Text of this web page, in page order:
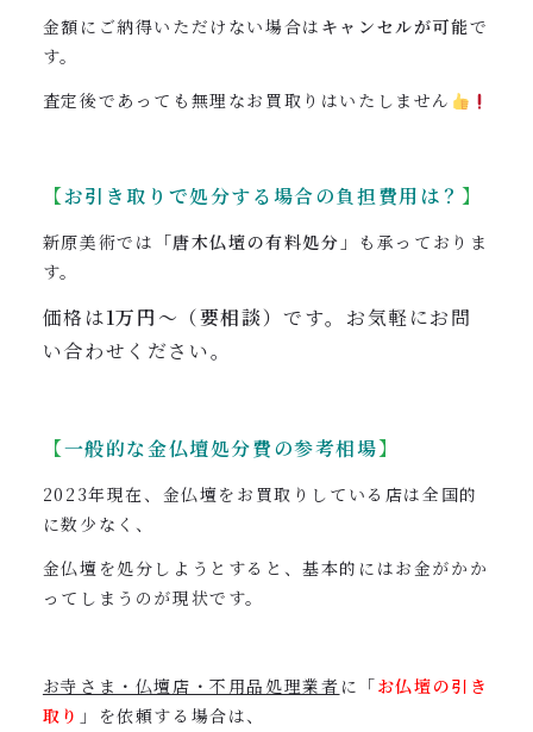
金額にご納得いただけない場合は キャンセルが可能で
す。
査定後であっても無理なお買取りはいたしません
【お引き取りで処分する場合の負担費用は？ 】
新原美術では 「唐木仏壇の有料処分」
も承っておりま
す。
価格は1万円〜（要相談）です。 お気軽にお問
い合わせください。
【一般的な金仏壇処分費の参考相場】
2023年現在、金仏壇をお買取りしている店は全国的
に数少なく、
金仏壇を処分しようとすると、基本的にはお金がかか
ってしまうのが現状です。
お寺さま・仏壇店・不用品処理業者 に「お仏壇の引き
取り 」を依頼する場合は、